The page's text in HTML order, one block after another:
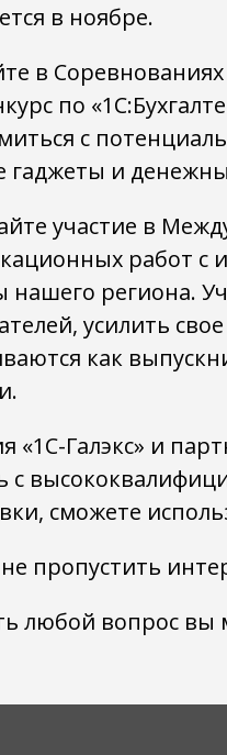
в ноябре.
в
по
с
гаджеты и
участие в
работ с
нашего региона.
усилить
как
«1С-Галэкс» и
с
сможете
пропустить
любой вопрос вы